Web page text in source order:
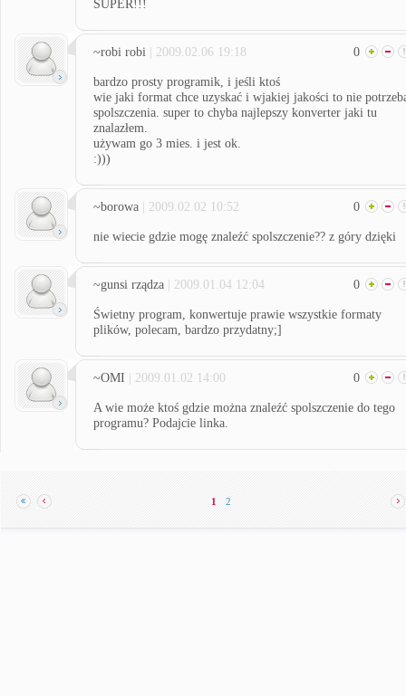
SUPER!!!
~robi robi | 2009.02.06 19:18 0
bardzo prosty programik, i jeśli ktoś
wie jaki format chce uzyskać i wjakiej jakości to nie
spolszczenia. super to chyba najlepszy konverter jaki tu
znalazłem.
używam go 3 mies. i jest ok.
:)))
~borowa | 2009.02.02 10:52 0
nie wiecie gdzie mogę znaleźć spolszczenie?? z góry dzięki
~gunsi rządza | 2009.01.04 12:04 0
Świetny program, konwertuje prawie wszystkie formaty
plików, polecam, bardzo przydatny;]
~OMI | 2009.01.02 14:00 0
A wie może ktoś gdzie można znaleźć spolszczenie do tego
programu? Podajcie linka.
1 2